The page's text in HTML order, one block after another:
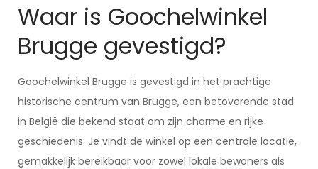
Waar is Goochelwinkel
Brugge gevestigd?
Goochelwinkel Brugge is gevestigd in het prachtige
historische centrum van Brugge, een betoverende stad
in België die bekend staat om zijn charme en rijke
geschiedenis. Je vindt de winkel op een centrale locatie,
gemakkelijk bereikbaar voor zowel lokale bewoners als